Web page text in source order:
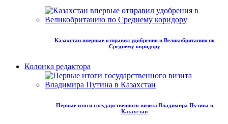
Казахстан впервые отправил удобрения в Великобританию по
Среднему коридору
Колонка редактора
Первые итоги государственного визита Владимира Путина в
Казахстан